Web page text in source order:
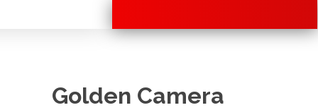
Golden Camera